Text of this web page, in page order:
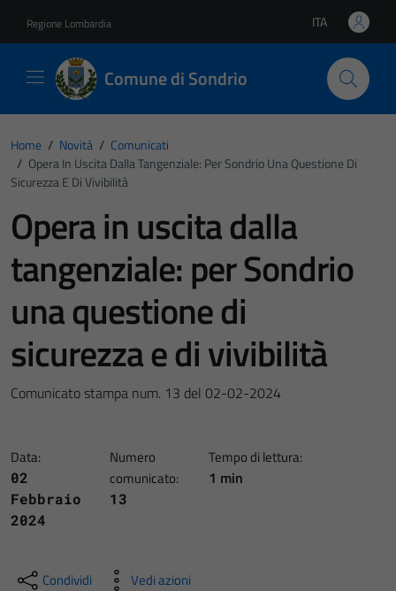
Regione Lombardia Lingua attiva:
ITA
Comune di Sondrio
Home / Novità / Comunicati
/ Opera In Uscita Dalla Tangenziale: Per Sondrio Una Questione Di
Sicurezza E Di Vivibilità
Opera in uscita dalla
tangenziale: per Sondrio
una questione di
sicurezza e di vivibilità
Comunicato stampa num. 13 del 02-02-2024
Data:
02
Febbraio
2024
Numero
comunicato:
13
Tempo di lettura:
1 min
Condividi Vedi azioni